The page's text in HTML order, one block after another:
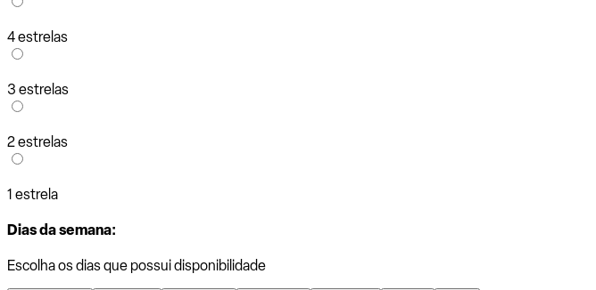
4 estrelas
3 estrelas
2 estrelas
1 estrela
Dias da semana:
Escolha os dias que possui disponibilidade